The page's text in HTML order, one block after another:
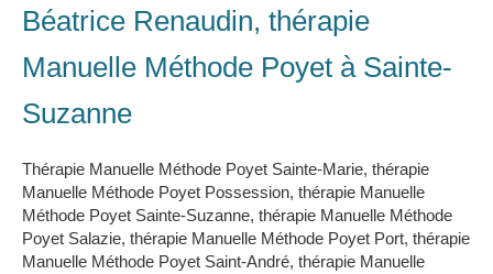
Béatrice Renaudin, thérapie
Manuelle Méthode Poyet à Sainte-
Suzanne
Thérapie Manuelle Méthode Poyet Sainte-Marie, thérapie
Manuelle Méthode Poyet Possession, thérapie Manuelle
Méthode Poyet Sainte-Suzanne, thérapie Manuelle Méthode
Poyet Salazie, thérapie Manuelle Méthode Poyet Port, thérapie
Manuelle Méthode Poyet Saint-André, thérapie Manuelle